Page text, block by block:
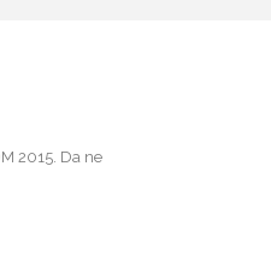
2015. Da ne